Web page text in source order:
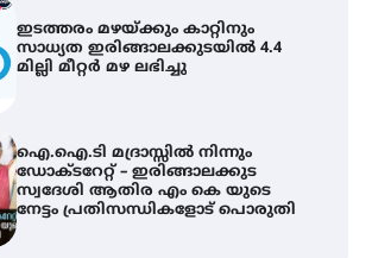
ഐ.ഐ.ടി മദ്രാസ്സിൽ നിന്നും
ഡോക്ടറേറ്റ് – ഇരിങ്ങാലക്കുട
സ്വദേശി ആതിര എം കെ യുടെ
നേട്ടം പ്രതിസന്ധികളോട് പൊരുതി
ട്യുണീഷ്യൻ ചിത്രം ” ദി വോയിസ്
ഓഫ് ഹിന്ദ് റജബ് ” ഇരിങ്ങാലക്കുട
ഫിലിം സൊസൈറ്റി ആഗസ്റ്റ് 7
വെള്ളിയാഴ്ച സ്‌ക്രീൻ ചെയ്യുന്നു